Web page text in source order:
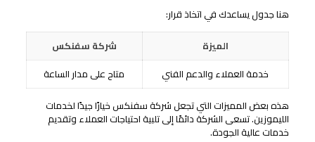
هنا جدول يساعدك في اتخاذ قرار:
الميزة
شركة سفنكس
خدمة العملاء والدعم الفني
متاح على مدار الساعة
هذه بعض المميزات التي تجعل شركة سفنكس خيارًا جيدًا لخدمات
الليموزين. تسعى الشركة دائمًا إلى تلبية احتياجات العملاء وتقديم
خدمات عالية الجودة.